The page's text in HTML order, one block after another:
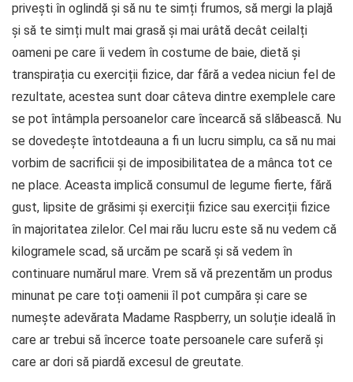
privești în oglindă și să nu te simți frumos, să mergi la plajă
și să te simți mult mai grasă și mai urâtă decât ceilalți
oameni pe care îi vedem în costume de baie, dietă și
transpirația cu exerciții fizice, dar fără a vedea niciun fel de
rezultate, acestea sunt doar câteva dintre exemplele care
se pot întâmpla persoanelor care încearcă să slăbească. Nu
se dovedește întotdeauna a fi un lucru simplu, ca să nu mai
vorbim de sacrificii și de imposibilitatea de a mânca tot ce
ne place. Aceasta implică consumul de legume fierte, fără
gust, lipsite de grăsimi și exerciții fizice sau exerciții fizice
în majoritatea zilelor. Cel mai rău lucru este să nu vedem că
kilogramele scad, să urcăm pe scară și să vedem în
continuare numărul mare. Vrem să vă prezentăm un produs
minunat pe care toți oamenii îl pot cumpăra și care se
numește adevărata Madame Raspberry, un soluție ideală în
care ar trebui să încerce toate persoanele care suferă și
care ar dori să piardă excesul de greutate.